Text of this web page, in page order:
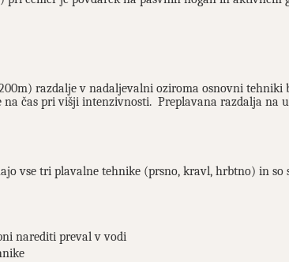
razdalje v nadaljevalni oziroma osnovni tehniki
čas pri višji intenzivnosti. Preplavana razdalja na
vse tri plavalne tehnike (prsno, kravl, hrbtno) in so
narediti preval v vodi